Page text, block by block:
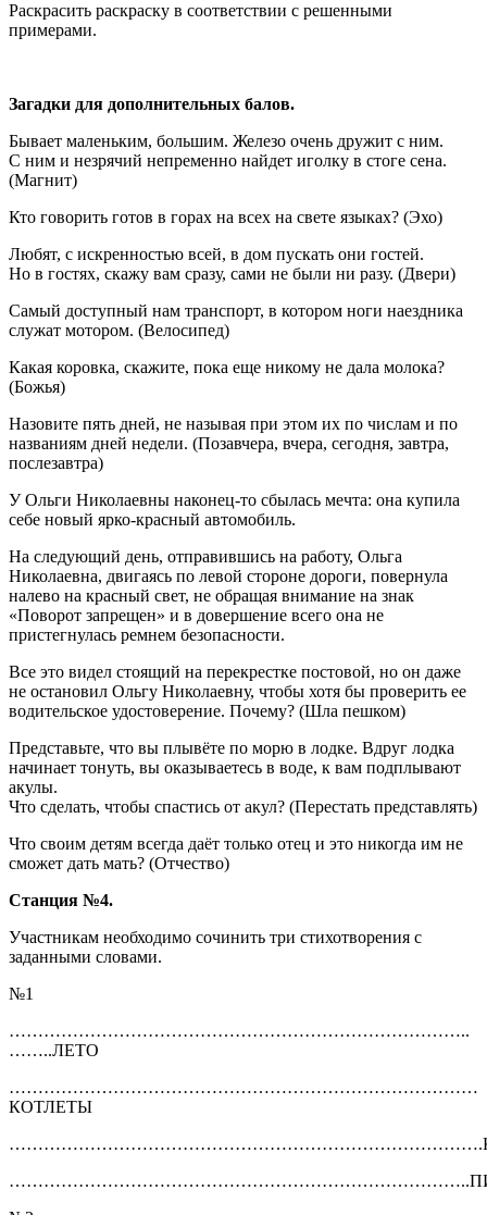
Раскрасить раскраску в соответствии с решенными
примерами.
Загадки для дополнительных балов.
Бывает маленьким, большим. Железо очень дружит с ним.
С ним и незрячий непременно найдет иголку в стоге сена.
(Магнит)
Кто говорить готов в горах на всех на свете языках? (Эхо)
Любят, с искренностью всей, в дом пускать они гостей.
Но в гостях, скажу вам сразу, сами не были ни разу. (Двери)
Самый доступный нам транспорт, в котором ноги наездника
служат мотором. (Велосипед)
Какая коровка, скажите, пока еще никому не дала молока?
(Божья)
Назовите пять дней, не называя при этом их по числам и по
названиям дней недели. (Позавчера, вчера, сегодня, завтра,
послезавтра)
У Ольги Николаевны наконец-то сбылась мечта: она купила
себе новый ярко-красный автомобиль.
На следующий день, отправившись на работу, Ольга
Николаевна, двигаясь по левой стороне дороги, повернула
налево на красный свет, не обращая внимание на знак
«Поворот запрещен» и в довершение всего она не
пристегнулась ремнем безопасности.
Все это видел стоящий на перекрестке постовой, но он даже
не остановил Ольгу Николаевну, чтобы хотя бы проверить ее
водительское удостоверение. Почему? (Шла пешком)
Представьте, что вы плывёте по морю в лодке. Вдруг лодка
начинает тонуть, вы оказываетесь в воде, к вам подплывают
акулы.
Что сделать, чтобы спастись от акул? (Перестать представлять)
Что своим детям всегда даёт только отец и это никогда им не
сможет дать мать? (Отчество)
Станция №4.
Участникам необходимо сочинить три стихотворения с
заданными словами.
№1
……………………………………………………………………..
……..ЛЕТО
………………………………………………………………………
КОТЛЕТЫ